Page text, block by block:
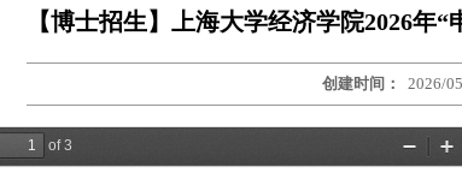
【博士招生】上海大学经济学院2026年
创建时间： 2026/